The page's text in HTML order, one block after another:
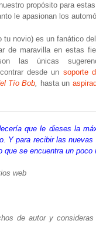
propósito para
le apasionan los
novio) es un fanático
de maravilla en estas
las únicas
desde un soporte
Tío Bob hasta un
que le dieses la
Y para recibir las
que se encuentra un
web
de autor y